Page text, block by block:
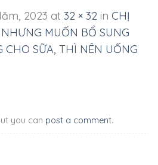
2023 at 32 × 32 in CHỊ
MUỐN BỔ SUNG
CHO SỮA, THÌ NÊN UỐNG
you can post a comment.